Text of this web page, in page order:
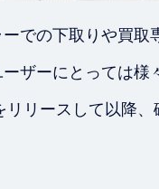
での下取りや買
ザーにとっては
リースして以降